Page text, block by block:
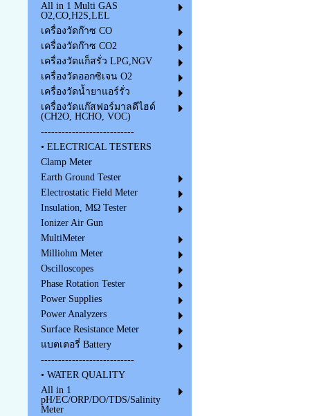
All in 1 Multi GAS
O2,CO,H2S,LEL
เครื่องวัดก๊าซ CO
เครื่องวัดก๊าซ CO2
เครื่องวัดแก็สรั่ว LPG,NGV
เครื่องวัดออกซิเจน O2
เครื่องวัดน้ำยาแอร์รั่ว
เครื่องวัดแก๊สฟอร์มาลดีไฮด์
(CH2O, HCHO, VOC)
---------------------------
• ELECTRICAL TESTERS
Clamp Meter
Earth Ground Tester
Electrostatic Field Meter
Insulation, MΩ Tester
Ionizer Air Gun
MultiMeter
Milliohm Meter
Oscilloscopes
Phase Rotation Tester
Power Supplies
Power Analyzers
Surface Resistance Meter
แบตเตอรี่ Battery
---------------------------
• WATER QUALITY
All in 1
pH/EC/ORP/DO/TDS/Salinity
Meter